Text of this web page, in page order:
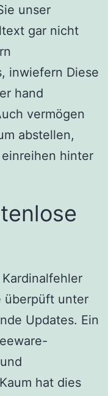
unser
gar nicht
inwiefern Diese
hand
vermögen
abstellen,
hinter
überpüft unter
Updates. Ein
hat dies